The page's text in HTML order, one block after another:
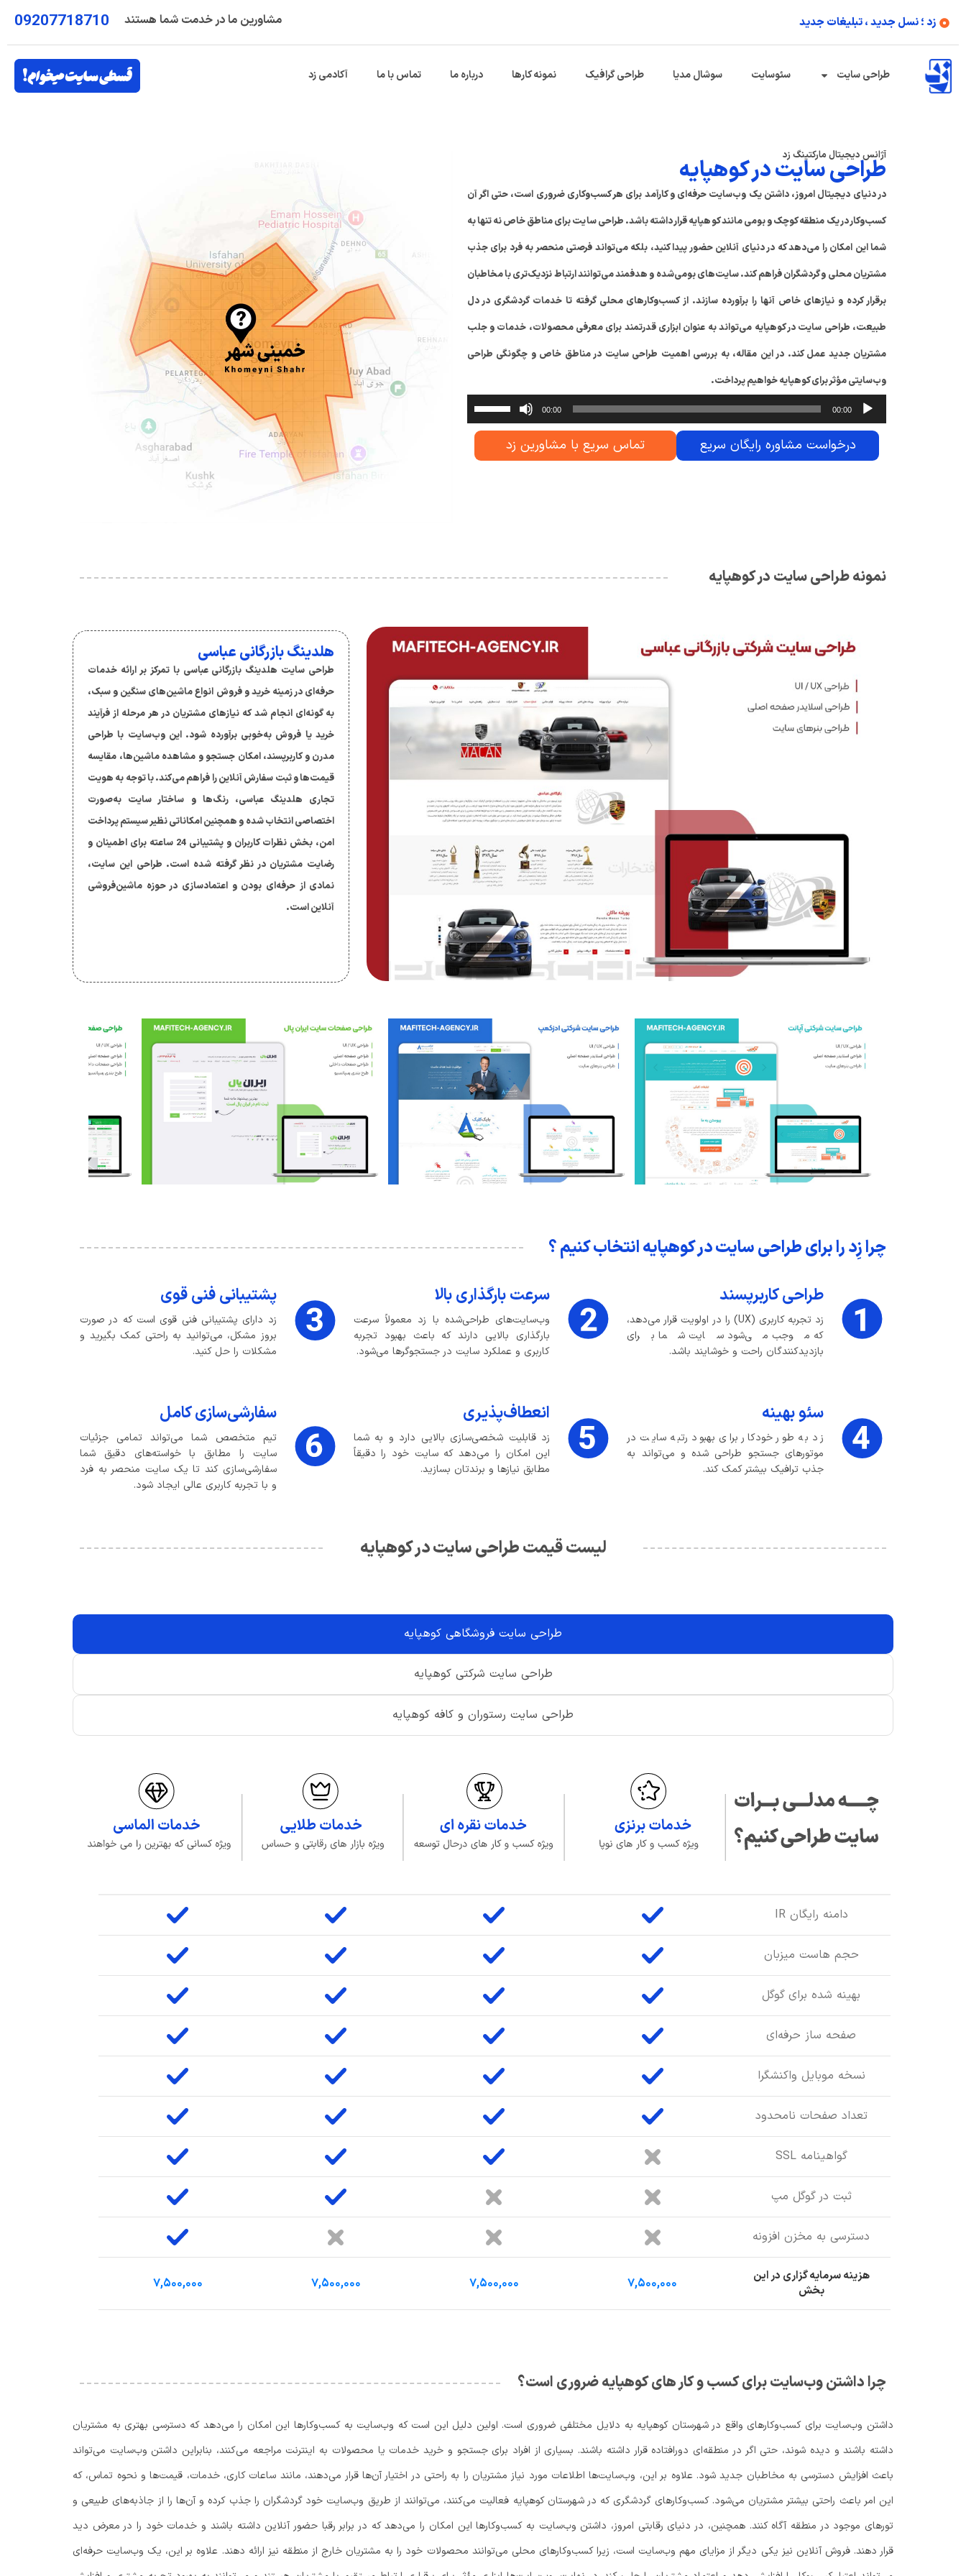
زد ؛ نسل جدید ، تبلیغات جدید مشاورین ما در خدمت شما هستند 09207718710
طراحی سایت سئوسایت سوشال مدیا طراحی گرافیک نمونه کارها درباره ما تماس با ما آکادمی زد
آژانس دیجیتال مارکتینگ زد
طراحی سایت در کوهپایه
در دنیای دیجیتال امروز، داشتن یک وب‌سایت حرفه‌ای و کارآمد برای هر کسب‌وکاری ضروری است، حتی اگر آن
کسب‌وکار در یک منطقه کوچک و بومی مانند کوهپایه قرار داشته باشد. طراحی سایت برای مناطق خاص نه تنها به
شما این امکان را می‌دهد که در دنیای آنلاین حضور پیدا کنید، بلکه می‌تواند فرصتی منحصر به فرد برای جذب
مشتریان محلی و گردشگران فراهم کند. سایت‌های بومی‌شده و هدفمند می‌توانند ارتباط نزدیک‌تری با مخاطبان
برقرار کرده و نیازهای خاص آنها را برآورده سازند. از کسب‌وکارهای محلی گرفته تا خدمات گردشگری در دل
طبیعت، طراحی سایت در کوهپایه می‌تواند به عنوان ابزاری قدرتمند برای معرفی محصولات، خدمات و جلب
مشتریان جدید عمل کند. در این مقاله، به بررسی اهمیت طراحی سایت در مناطق خاص و چگونگی طراحی
وب‌سایتی مؤثر برای کوهپایه خواهیم پرداخت.
00:00
00:00
یا
کنید.
درخواست مشاوره رایگان سریع تماس سریع با مشاورین زد
نمونه طراحی سایت در کوهپایه
هلدینگ بازرگانی عباسی
طراحی سایت هلدینگ بازرگانی عباسی با تمرکز بر ارائه خدمات
حرفه‌ای در زمینه خرید و فروش انواع ماشین‌های سنگین و سبک،
به گونه‌ای انجام شد که نیازهای مشتریان در هر مرحله از فرآیند
خرید یا فروش به‌خوبی برآورده شود. این وب‌سایت با طراحی
مدرن و کاربرپسند، امکان جستجو و مشاهده ماشین‌ها، مقایسه
قیمت‌ها و ثبت سفارش آنلاین را فراهم می‌کند. با توجه به هویت
تجاری هلدینگ عباسی، رنگ‌ها و ساختار سایت به‌صورت
اختصاصی انتخاب شده و همچنین امکاناتی نظیر سیستم پرداخت
امن، بخش نظرات کاربران و پشتیبانی 24 ساعته برای اطمینان و
رضایت مشتریان در نظر گرفته شده است. طراحی این سایت،
نمادی از حرفه‌ای بودن و اعتمادسازی در حوزه ماشین‌فروشی
آنلاین است.
چرا زِد را برای طراحی سایت در کوهپایه انتخاب کنیم ؟
طراحی کاربرپسند
زد تجربه کاربری (UX) را در اولویت قرار می‌دهد،
که موجب می‌شود سایت شما برای
بازدیدکنندگان راحت و خوشایند باشد.
سئو بهینه
زد به طور خودکار برای بهبود رتبه سایت در
موتورهای جستجو طراحی شده و می‌تواند به
جذب ترافیک بیشتر کمک کند.
سرعت بارگذاری بالا
وب‌سایت‌های طراحی‌شده با زد معمولاً سرعت
بارگذاری بالایی دارند که باعث بهبود تجربه
کاربری و عملکرد سایت در جستجوگرها می‌شود.
انعطاف‌پذیری
زد قابلیت شخصی‌سازی بالایی دارد و به شما
این امکان را می‌دهد که سایت خود را دقیقاً
مطابق نیازها و برندتان بسازید.
پشتیبانی فنی قوی
زد دارای پشتیبانی فنی قوی است که در صورت
بروز مشکل، می‌توانید به راحتی کمک بگیرید و
مشکلات را حل کنید.
سفارشی‌سازی کامل
تیم متخصص شما می‌تواند تمامی جزئیات
سایت را مطابق با خواسته‌های دقیق شما
سفارشی‌سازی کند تا یک سایت منحصر به فرد
و با تجربه کاربری عالی ایجاد شود.
لیست قیمت طراحی سایت در کوهپایه
طراحی سایت فروشگاهی کوهپایه
طراحی سایت شرکتی کوهپایه
طراحی سایت رستوران و کافه کوهپایه
دامنه رایگان IR
حجم هاست میزبان
بهینه شده برای گوگل
صفحه ساز حرفه‌ای
نسخه موبایل واکنشگرا
تعداد صفحات نامحدود
گواهینامه SSL
ثبت در گوگل مپ
دسترسی به مخزن افزونه
هزینه سرمایه گزاری در این
بخش
۷,۵۰۰,۰۰۰ ۷,۵۰۰,۰۰۰ ۷,۵۰۰,۰۰۰ ۷,۵۰۰,۰۰۰
چرا داشتن وب‌سایت برای کسب‌ و کار های کوهپایه ضروری است؟
داشتن وب‌سایت برای کسب‌وکارهای واقع در شهرستان کوهپایه به دلایل مختلفی ضروری است. اولین دلیل این است که وب‌سایت به کسب‌وکارها این امکان را می‌دهد که دسترسی بهتری به مشتریان
داشته باشند و دیده شوند، حتی اگر در منطقه‌ای دورافتاده قرار داشته باشند. بسیاری از افراد برای جستجو و خرید خدمات یا محصولات به اینترنت مراجعه می‌کنند، بنابراین داشتن وب‌سایت می‌تواند
باعث افزایش دسترسی به مخاطبان جدید شود. علاوه بر این، وب‌سایت‌ها اطلاعات مورد نیاز مشتریان را به راحتی در اختیار آن‌ها قرار می‌دهند، مانند ساعات کاری، خدمات، قیمت‌ها و نحوه تماس، که
این امر باعث راحتی بیشتر مشتریان می‌شود. کسب‌وکارهای گردشگری که در شهرستان کوهپایه فعالیت می‌کنند، می‌توانند از طریق وب‌سایت خود گردشگران را جذب کرده و آن‌ها را از جاذبه‌های طبیعی و
تورهای موجود در منطقه آگاه کنند. همچنین، در دنیای رقابتی امروز، داشتن وب‌سایت به کسب‌وکارها این امکان را می‌دهد که در برابر رقبا حضور آنلاین داشته باشند و خدمات خود را در معرض دید
قرار دهند. فروش آنلاین نیز یکی دیگر از مزایای مهم وب‌سایت است، زیرا کسب‌وکارهای محلی می‌توانند محصولات خود را به مشتریان خارج از منطقه نیز ارائه دهند. علاوه بر این، یک وب‌سایت حرفه‌ای